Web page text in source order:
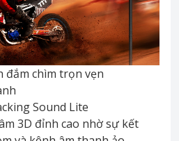
đắm chìm trọn vẹn
Sound Lite
3D đỉnh cao nhờ sự kết